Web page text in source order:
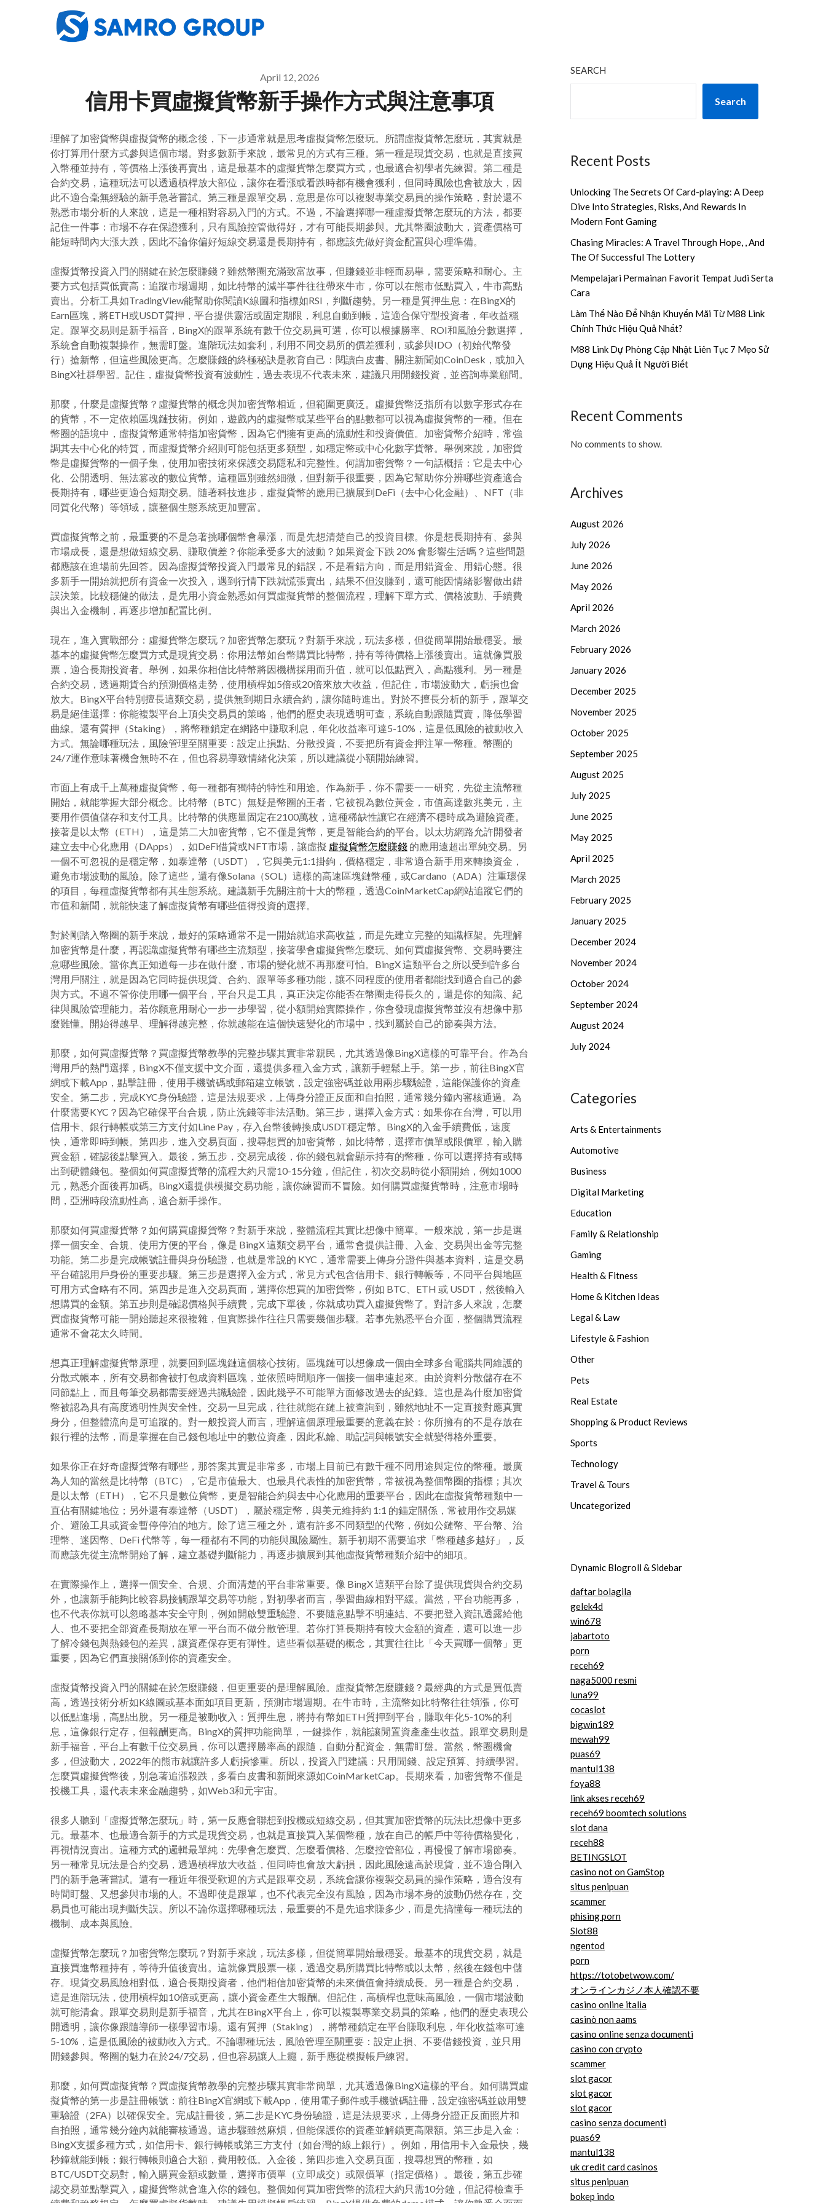
April 12, 2026
信用卡買虛擬貨幣新手操作方式與注意事項
理解了加密貨幣與虛擬貨幣的概念後，下一步通常就是思考虛擬貨幣怎麼玩。所謂虛擬貨幣怎麼玩，其實就是
你打算用什麼方式參與這個市場。對多數新手來說，最常見的方式有三種。第一種是現貨交易，也就是直接買
入幣種並持有，等價格上漲後再賣出，這是最基本的虛擬貨幣怎麼買方式，也最適合初學者先練習。第二種是
合約交易，這種玩法可以透過槓桿放大部位，讓你在看漲或看跌時都有機會獲利，但同時風險也會被放大，因
此不適合毫無經驗的新手急著嘗試。第三種是跟單交易，意思是你可以複製專業交易員的操作策略，對於還不
熟悉市場分析的人來說，這是一種相對容易入門的方式。不過，不論選擇哪一種虛擬貨幣怎麼玩的方法，都要
記住一件事：市場不存在保證獲利，只有風險控管做得好，才有可能長期參與。尤其幣圈波動大，資產價格可
能短時間內大漲大跌，因此不論你偏好短線交易還是長期持有，都應該先做好資金配置與心理準備。
虛擬貨幣投資入門的關鍵在於怎麼賺錢？雖然幣圈充滿致富故事，但賺錢並非輕而易舉，需要策略和耐心。主
要方式包括買低賣高：追蹤市場週期，如比特幣的減半事件往往帶來牛市，你可以在熊市低點買入，牛市高點
賣出。分析工具如TradingView能幫助你閱讀K線圖和指標如RSI，判斷趨勢。另一種是質押生息：在BingX的
Earn區塊，將ETH或USDT質押，平台提供靈活或固定期限，利息自動到帳，這適合保守型投資者，年收益穩
定。跟單交易則是新手福音，BingX的跟單系統有數千位交易員可選，你可以根據勝率、ROI和風險分數選擇，
系統會自動複製操作，無需盯盤。進階玩法如套利，利用不同交易所的價差獲利，或參與IDO（初始代幣發
行）搶新幣，但這些風險更高。怎麼賺錢的終極秘訣是教育自己：閱讀白皮書、關注新聞如CoinDesk，或加入
BingX社群學習。記住，虛擬貨幣投資有波動性，過去表現不代表未來，建議只用閒錢投資，並咨詢專業顧問。
那麼，什麼是虛擬貨幣？虛擬貨幣的概念與加密貨幣相近，但範圍更廣泛。虛擬貨幣泛指所有以數字形式存在
的貨幣，不一定依賴區塊鏈技術。例如，遊戲內的虛擬幣或某些平台的點數都可以視為虛擬貨幣的一種。但在
幣圈的語境中，虛擬貨幣通常特指加密貨幣，因為它們擁有更高的流動性和投資價值。加密貨幣介紹時，常強
調其去中心化的特質，而虛擬貨幣介紹則可能包括更多類型，如穩定幣或中心化數字貨幣。舉例來說，加密貨
幣是虛擬貨幣的一個子集，使用加密技術來保護交易隱私和完整性。何謂加密貨幣？一句話概括：它是去中心
化、公開透明、無法篡改的數位貨幣。這種區別雖然細微，但對新手很重要，因為它幫助你分辨哪些資產適合
長期持有，哪些更適合短期交易。隨著科技進步，虛擬貨幣的應用已擴展到DeFi（去中心化金融）、NFT（非
同質化代幣）等領域，讓整個生態系統更加豐富。
買虛擬貨幣之前，最重要的不是急著挑哪個幣會暴漲，而是先想清楚自己的投資目標。你是想長期持有、參與
市場成長，還是想做短線交易、賺取價差？你能承受多大的波動？如果資金下跌 20% 會影響生活嗎？這些問題
都應該在進場前先回答。因為虛擬貨幣投資入門最常見的錯誤，不是看錯方向，而是用錯資金、用錯心態。很
多新手一開始就把所有資金一次投入，遇到行情下跌就慌張賣出，結果不但沒賺到，還可能因情緒影響做出錯
誤決策。比較穩健的做法，是先用小資金熟悉如何買虛擬貨幣的整個流程，理解下單方式、價格波動、手續費
與出入金機制，再逐步增加配置比例。
現在，進入實戰部分：虛擬貨幣怎麼玩？加密貨幣怎麼玩？對新手來說，玩法多樣，但從簡單開始最穩妥。最
基本的虛擬貨幣怎麼買方式是現貨交易：你用法幣如台幣購買比特幣，持有等待價格上漲後賣出。這就像買股
票，適合長期投資者。舉例，如果你相信比特幣將因機構採用而升值，就可以低點買入，高點獲利。另一種是
合約交易，透過期貨合約預測價格走勢，使用槓桿如5倍或20倍來放大收益，但記住，市場波動大，虧損也會
放大。BingX平台特別擅長這類交易，提供無到期日永續合約，讓你隨時進出。對於不擅長分析的新手，跟單交
易是絕佳選擇：你能複製平台上頂尖交易員的策略，他們的歷史表現透明可查，系統自動跟隨買賣，降低學習
曲線。還有質押（Staking），將幣種鎖定在網路中賺取利息，年化收益率可達5-10%，這是低風險的被動收入
方式。無論哪種玩法，風險管理至關重要：設定止損點、分散投資，不要把所有資金押注單一幣種。幣圈的
24/7運作意味著機會無時不在，但也容易導致情緒化決策，所以建議從小額開始練習。
市面上有成千上萬種虛擬貨幣，每一種都有獨特的特性和用途。作為新手，你不需要一一研究，先從主流幣種
開始，就能掌握大部分概念。比特幣（BTC）無疑是幣圈的王者，它被視為數位黃金，市值高達數兆美元，主
要用作價值儲存和支付工具。比特幣的供應量固定在2100萬枚，這種稀缺性讓它在經濟不穩時成為避險資產。
接著是以太幣（ETH），這是第二大加密貨幣，它不僅是貨幣，更是智能合約的平台。以太坊網路允許開發者
建立去中心化應用（DApps），如DeFi借貸或NFT市場，讓虛擬 虛擬貨幣怎麼賺錢 的應用遠超出單純交易。另
一個不可忽視的是穩定幣，如泰達幣（USDT），它與美元1:1掛鉤，價格穩定，非常適合新手用來轉換資金，
避免市場波動的風險。除了這些，還有像Solana（SOL）這樣的高速區塊鏈幣種，或Cardano（ADA）注重環保
的項目，每種虛擬貨幣都有其生態系統。建議新手先關注前十大的幣種，透過CoinMarketCap網站追蹤它們的
市值和新聞，就能快速了解虛擬貨幣有哪些值得投資的選擇。
對於剛踏入幣圈的新手來說，最好的策略通常不是一開始就追求高收益，而是先建立完整的知識框架。先理解
加密貨幣是什麼，再認識虛擬貨幣有哪些主流類型，接著學會虛擬貨幣怎麼玩、如何買虛擬貨幣、交易時要注
意哪些風險。當你真正知道每一步在做什麼，市場的變化就不再那麼可怕。BingX 這類平台之所以受到許多台
灣用戶關注，就是因為它同時提供現貨、合約、跟單等多種功能，讓不同程度的使用者都能找到適合自己的參
與方式。不過不管你使用哪一個平台，平台只是工具，真正決定你能否在幣圈走得長久的，還是你的知識、紀
律與風險管理能力。若你願意用耐心一步一步學習，從小額開始實際操作，你會發現虛擬貨幣並沒有想像中那
麼難懂。開始得越早、理解得越完整，你就越能在這個快速變化的市場中，找到屬於自己的節奏與方法。
那麼，如何買虛擬貨幣？買虛擬貨幣教學的完整步驟其實非常親民，尤其透過像BingX這樣的可靠平台。作為台
灣用戶的熱門選擇，BingX不僅支援中文介面，還提供多種入金方式，讓新手輕鬆上手。第一步，前往BingX官
網或下載App，點擊註冊，使用手機號碼或郵箱建立帳號，設定強密碼並啟用兩步驟驗證，這能保護你的資產
安全。第二步，完成KYC身份驗證，這是法規要求，上傳身分證正反面和自拍照，通常幾分鐘內審核通過。為
什麼需要KYC？因為它確保平台合規，防止洗錢等非法活動。第三步，選擇入金方式：如果你在台灣，可以用
信用卡、銀行轉帳或第三方支付如Line Pay，存入台幣後轉換成USDT穩定幣。BingX的入金手續費低，速度
快，通常即時到帳。第四步，進入交易頁面，搜尋想買的加密貨幣，如比特幣，選擇市價單或限價單，輸入購
買金額，確認後點擊買入。最後，第五步，交易完成後，你的錢包就會顯示持有的幣種，你可以選擇持有或轉
出到硬體錢包。整個如何買虛擬貨幣的流程大約只需10-15分鐘，但記住，初次交易時從小額開始，例如1000
元，熟悉介面後再加碼。BingX還提供模擬交易功能，讓你練習而不冒險。如何購買虛擬貨幣時，注意市場時
間，亞洲時段流動性高，適合新手操作。
那麼如何買虛擬貨幣？如何購買虛擬貨幣？對新手來說，整體流程其實比想像中簡單。一般來說，第一步是選
擇一個安全、合規、使用方便的平台，像是 BingX 這類交易平台，通常會提供註冊、入金、交易與出金等完整
功能。第二步是完成帳號註冊與身份驗證，也就是常說的 KYC，通常需要上傳身分證件與基本資料，這是交易
平台確認用戶身份的重要步驟。第三步是選擇入金方式，常見方式包含信用卡、銀行轉帳等，不同平台與地區
可用方式會略有不同。第四步是進入交易頁面，選擇你想買的加密貨幣，例如 BTC、ETH 或 USDT，然後輸入
想購買的金額。第五步則是確認價格與手續費，完成下單後，你就成功買入虛擬貨幣了。對許多人來說，怎麼
買虛擬貨幣可能一開始聽起來很複雜，但實際操作往往只需要幾個步驟。若事先熟悉平台介面，整個購買流程
通常不會花太久時間。
想真正理解虛擬貨幣原理，就要回到區塊鏈這個核心技術。區塊鏈可以想像成一個由全球多台電腦共同維護的
分散式帳本，所有交易都會被打包成資料區塊，並依照時間順序一個接一個串連起來。由於資料分散儲存在不
同節點上，而且每筆交易都需要經過共識驗證，因此幾乎不可能單方面修改過去的紀錄。這也是為什麼加密貨
幣被認為具有高度透明性與安全性。交易一旦完成，往往就能在鏈上被查詢到，雖然地址不一定直接對應真實
身分，但整體流向是可追蹤的。對一般投資人而言，理解這個原理最重要的意義在於：你所擁有的不是存放在
銀行裡的法幣，而是掌握在自己錢包地址中的數位資產，因此私鑰、助記詞與帳號安全就變得格外重要。
如果你正在好奇虛擬貨幣有哪些，那答案其實是非常多，市場上目前已有數千種不同用途與定位的幣種。最廣
為人知的當然是比特幣（BTC），它是市值最大、也最具代表性的加密貨幣，常被視為整個幣圈的指標；其次
是以太幣（ETH），它不只是數位貨幣，更是智能合約與去中心化應用的重要平台，因此在虛擬貨幣種類中一
直佔有關鍵地位；另外還有泰達幣（USDT），屬於穩定幣，與美元維持約 1:1 的錨定關係，常被用作交易媒
介、避險工具或資金暫停停泊的地方。除了這三種之外，還有許多不同類型的代幣，例如公鏈幣、平台幣、治
理幣、迷因幣、DeFi 代幣等，每一種都有不同的功能與風險屬性。新手初期不需要追求「幣種越多越好」，反
而應該先從主流幣開始了解，建立基礎判斷能力，再逐步擴展到其他虛擬貨幣種類介紹中的細項。
在實際操作上，選擇一個安全、合規、介面清楚的平台非常重要。像 BingX 這類平台除了提供現貨與合約交易
外，也讓新手能夠比較容易接觸跟單交易等功能，對初學者而言，學習曲線相對平緩。當然，平台功能再多，
也不代表你就可以忽略基本安全守則，例如開啟雙重驗證、不要隨意點擊不明連結、不要把登入資訊透露給他
人、也不要把全部資產長期放在單一平台而不做分散管理。若你打算長期持有較大金額的資產，還可以進一步
了解冷錢包與熱錢包的差異，讓資產保存更有彈性。這些看似基礎的概念，其實往往比「今天買哪一個幣」更
重要，因為它們直接關係到你的資產安全。
虛擬貨幣投資入門的關鍵在於怎麼賺錢，但更重要的是理解風險。虛擬貨幣怎麼賺錢？最經典的方式是買低賣
高，透過技術分析如K線圖或基本面如項目更新，預測市場週期。在牛市時，主流幣如比特幣往往領漲，你可
以低點進場，高點出脫。另一種是被動收入：質押生息，將持有幣如ETH質押到平台，賺取年化5-10%的利
息，這像銀行定存，但報酬更高。BingX的質押功能簡單，一鍵操作，就能讓閒置資產產生收益。跟單交易則是
新手福音，平台上有數千位交易員，你可以選擇勝率高的跟隨，自動分配資金，無需盯盤。當然，幣圈機會
多，但波動大，2022年的熊市就讓許多人虧損慘重。所以，投資入門建議：只用閒錢、設定預算、持續學習。
怎麼買虛擬貨幣後，別急著追漲殺跌，多看白皮書和新聞來源如CoinMarketCap。長期來看，加密貨幣不僅是
投機工具，還代表未來金融趨勢，如Web3和元宇宙。
很多人聽到「虛擬貨幣怎麼玩」時，第一反應會聯想到投機或短線交易，但其實加密貨幣的玩法比想像中更多
元。最基本、也最適合新手的方式是現貨交易，也就是直接買入某個幣種，放在自己的帳戶中等待價格變化，
再視情況賣出。這種方式的邏輯最單純：先學會怎麼買、怎麼看價格、怎麼控管部位，再慢慢了解市場節奏。
另一種常見玩法是合約交易，透過槓桿放大收益，但同時也會放大虧損，因此風險遠高於現貨，並不適合剛入
門的新手急著嘗試。還有一種近年很受歡迎的方式是跟單交易，系統會讓你複製交易員的操作策略，適合沒有
時間盯盤、又想參與市場的人。不過即使是跟單，也不代表完全沒有風險，因為市場本身的波動仍然存在，交
易員也可能出現判斷失誤。所以不論你選擇哪種玩法，最重要的不是先追求賺多少，而是先搞懂每一種玩法的
機制、成本與風險。
虛擬貨幣怎麼玩？加密貨幣怎麼玩？對新手來說，玩法多樣，但從簡單開始最穩妥。最基本的現貨交易，就是
直接買進幣種持有，等待升值後賣出。這就像買股票一樣，透過交易所購買比特幣或以太幣，然後在錢包中儲
存。現貨交易風險相對低，適合長期投資者，他們相信加密貨幣的未來價值會持續成長。另一種是合約交易，
這是進階玩法，使用槓桿如10倍或更高，讓小資金產生大報酬。但記住，高槓桿也意味高風險，一個市場波動
就可能清倉。跟單交易則是新手福音，尤其在BingX平台上，你可以複製專業交易員的策略，他們的歷史表現公
開透明，讓你像跟隨導師一樣學習市場。還有質押（Staking），將幣種鎖定在平台賺取利息，年化收益率可達
5-10%，這是低風險的被動收入方式。不論哪種玩法，風險管理至關重要：設定止損、不要借錢投資，並只用
閒錢參與。幣圈的魅力在於24/7交易，但也容易讓人上癮，新手應從模擬帳戶練習。
那麼，如何買虛擬貨幣？買虛擬貨幣教學的完整步驟其實非常簡單，尤其透過像BingX這樣的平台。如何購買虛
擬貨幣的第一步是註冊帳號：前往BingX官網或下載App，使用電子郵件或手機號碼註冊，設定強密碼並啟用雙
重驗證（2FA）以確保安全。完成註冊後，第二步是KYC身份驗證，這是法規要求，上傳身分證正反面照片和
自拍照，通常幾分鐘內就能審核通過。這步驟雖然麻煩，但能保護你的資產並解鎖更高限額。第三步是入金：
BingX支援多種方式，如信用卡、銀行轉帳或第三方支付（如台灣的線上銀行）。例如，用信用卡入金最快，幾
秒鐘就能到帳；銀行轉帳則適合大額，費用較低。入金後，第四步進入交易頁面，搜尋想買的幣種，如
BTC/USDT交易對，輸入購買金額或數量，選擇市價單（立即成交）或限價單（指定價格）。最後，第五步確
認交易並點擊買入，虛擬貨幣就會進入你的錢包。整個如何買加密貨幣的流程大約只需10分鐘，但記得檢查手
SEARCH
Search
Recent Posts
Unlocking The Secrets Of Card-playing: A Deep
Dive Into Strategies, Risks, And Rewards In
Modern Font Gaming
Chasing Miracles: A Travel Through Hope, , And
The Of Successful The Lottery
Mempelajari Permainan Favorit Tempat Judi Serta
Cara
Làm Thế Nào Để Nhận Khuyến Mãi Từ M88 Link
Chính Thức Hiệu Quả Nhất?
M88 Link Dự Phòng Cập Nhật Liên Tục 7 Mẹo Sử
Dụng Hiệu Quả Ít Người Biết
Recent Comments
No comments to show.
Archives
August 2026
July 2026
June 2026
May 2026
April 2026
March 2026
February 2026
January 2026
December 2025
November 2025
October 2025
September 2025
August 2025
July 2025
June 2025
May 2025
April 2025
March 2025
February 2025
January 2025
December 2024
November 2024
October 2024
September 2024
August 2024
July 2024
Categories
Arts & Entertainments
Automotive
Business
Digital Marketing
Education
Family & Relationship
Gaming
Health & Fitness
Home & Kitchen Ideas
Legal & Law
Lifestyle & Fashion
Other
Pets
Real Estate
Shopping & Product Reviews
Sports
Technology
Travel & Tours
Uncategorized
Dynamic Blogroll & Sidebar
daftar bolagila
gelek4d
win678
jabartoto
porn
receh69
naga5000 resmi
luna99
cocaslot
bigwin189
mewah99
puas69
mantul138
foya88
link akses receh69
receh69 boomtech solutions
slot dana
receh88
BETINGSLOT
casino not on GamStop
situs penipuan
scammer
phising porn
Slot88
ngentod
porn
https://totobetwow.com/
オンラインカジノ本人確認不要
casino online italia
casinò non aams
casino online senza documenti
casino con crypto
scammer
slot gacor
slot gacor
slot gacor
casino senza documenti
puas69
mantul138
uk credit card casinos
situs penipuan
bokep indo